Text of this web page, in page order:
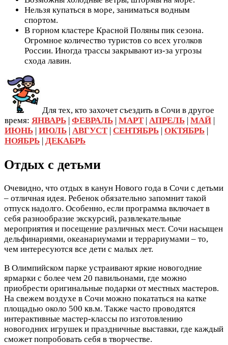
Нельзя купаться в море, заниматься водным
спортом.
В горном кластере Красной Поляны пик сезона.
Огромное количество туристов со всех уголков
России. Иногда трассы закрывают из-за угрозы
схода лавин.
Для тех, кто захочет съездить в Сочи в другое
время: ЯНВАРЬ | ФЕВРАЛЬ | МАРТ | АПРЕЛЬ | МАЙ |
ИЮНЬ | ИЮЛЬ | АВГУСТ | СЕНТЯБРЬ | ОКТЯБРЬ |
НОЯБРЬ | ДЕКАБРЬ
Отдых с детьми
Очевидно, что отдых в канун Нового года в Сочи с детьми
– отличная идея. Ребенок обязательно запомнит такой
отпуск надолго. Особенно, если программа включает в
себя разнообразие экскурсий, развлекательные
мероприятия и посещение различных мест. Сочи насыщен
дельфинариями, океанариумами и террариумами – то,
чем интересуются все дети с малых лет.
В Олимпийском парке устраивают яркие новогодние
ярмарки с более чем 20 павильонами, где можно
приобрести оригинальные подарки от местных мастеров.
На свежем воздухе в Сочи можно покататься на катке
площадью около 500 кв.м. Также часто проводятся
интерактивные мастер-классы по изготовлению
новогодних игрушек и праздничные выставки, где каждый
сможет попробовать себя в творчестве.